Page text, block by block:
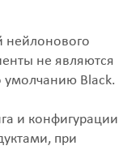
нейлонового
не являются
Black.
и конфигурации
при